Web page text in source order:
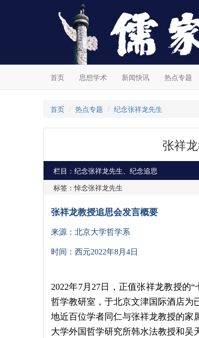
首页 思想学术 新闻快讯 热点专题
首页 热点专题 纪念张祥龙先生
张祥
栏目：纪念张祥龙先生、纪念追思
标签：悼念张祥龙先生
张祥龙教授追思会发言概要
来源：北京大学哲学系
时间：西元2022年8月4日
2022年7月27日，正值张祥龙教授的
哲学教研室，于北京文津国际酒店为
地近百位学者同仁与张祥龙教授的家
大学外国哲学研究所韩水法教授和吴